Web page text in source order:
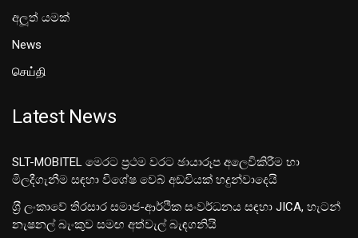
අලූත් යමක්
News
செய்தி
Latest News
SLT-MOBITEL මෙරට ප්‍රථම වරට ඡායාරූප අලෙවිකිරීම හා
මිලදීගැනීම සඳහා විශේෂ වෙබ් අඩවියක් හදුන්වාදෙයි
ශ‍්‍රී ලංකාවේ තිරසාර සමාජ-ආර්ථික සංවර්ධනය සඳහා JICA, හැටන්
නැෂනල් බැංකුව සමඟ අත්වැල් බැඳගනියි